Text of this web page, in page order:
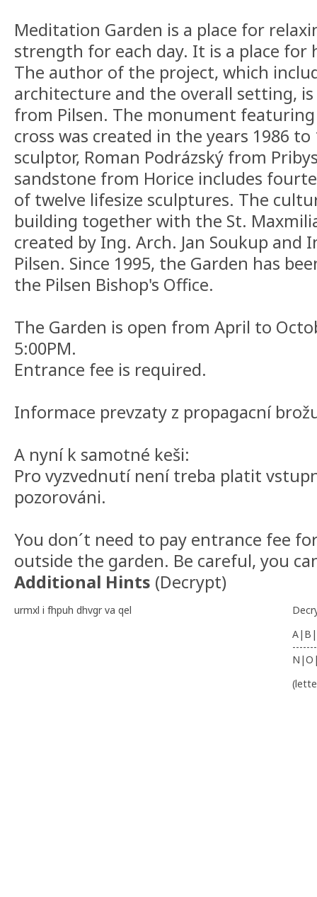
Meditation Garden is a place for
strength for each day. It is a place for
The author of the project, which
architecture and the overall setting, is
from Pilsen. The monument
cross was created in the years 1986
sculptor, Roman Podrázský from
sandstone from Horice includes
of twelve lifesize sculptures. The
building together with the St.
created by Ing. Arch. Jan Soukup and
Pilsen. Since 1995, the Garden has
the Pilsen Bishop's Office.
The Garden is open from April to
5:00PM.
Entrance fee is required.
Informace prevzaty z propagacní
A nyní k samotné keši:
Pro vyzvednutí není treba platit
pozorováni.
You don´t need to pay entrance fee
outside the garden. Be careful, you
Additional Hints (Decrypt)
urmxl i fhpuh dhvgr va qel